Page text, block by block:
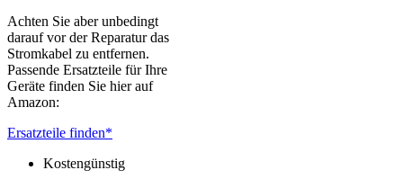
Achten Sie aber unbedingt
darauf vor der Reparatur das
Stromkabel zu entfernen.
Passende Ersatzteile für Ihre
Geräte finden Sie hier auf
Amazon:
Ersatzteile finden*
Kostengünstig